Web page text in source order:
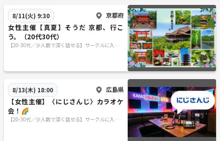
8/11(火) 9:30 京都府
女性主催【真夏】そうだ 京都、行こ
う。（20代30代）
【20-30代／少人数で深く話せる】サークルに入り
8/13(木) 18:00 広島県
【女性主催】〈にじさんじ〉カラオケ
会！🌈
【20-30代／少人数で深く話せる】サークルに入り